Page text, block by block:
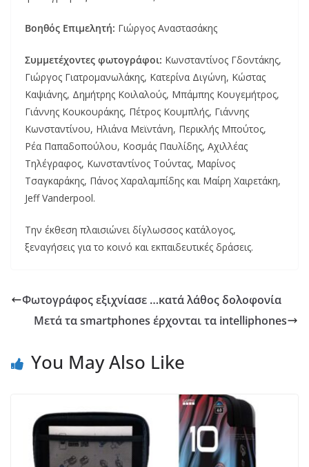
Βοηθός Επιμελητή: Γιώργος Αναστασάκης
Συμμετέχοντες φωτογράφοι: Κωνσταντίνος Γδοντάκης,
Γιώργος Γιατρομανωλάκης, Κατερίνα Διγώνη, Κώστας
Καψιάνης, Δημήτρης Κοιλαλούς, Μπάμπης Κουγεμήτρος,
Γιάννης Κουκουράκης, Πέτρος Κουμπλής, Γιάννης
Κωνσταντίνου, Ηλιάνα Μεϊντάνη, Περικλής Μπούτος,
Ρέα Παπαδοπούλου, Κοσμάς Παυλίδης, Αχιλλέας
Τηλέγραφος, Κωνσταντίνος Τούντας, Μαρίνος
Τσαγκαράκης, Πάνος Χαραλαμπίδης και Μαίρη Χαιρετάκη,
Jeff Vanderpool.
Την έκθεση πλαισιώνει δίγλωσσος κατάλογος,
ξεναγήσεις για το κοινό και εκπαιδευτικές δράσεις.
Φωτογράφος εξιχνίασε …κατά λάθος δολοφονία
Μετά τα smartphones έρχονται τα intelliphones
You May Also Like